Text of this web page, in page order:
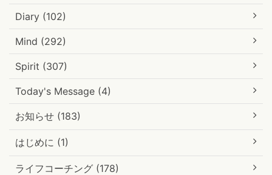
Diary (102)
Mind (292)
Spirit (307)
Today's Message (4)
お知らせ (183)
はじめに (1)
ライフコーチング (178)